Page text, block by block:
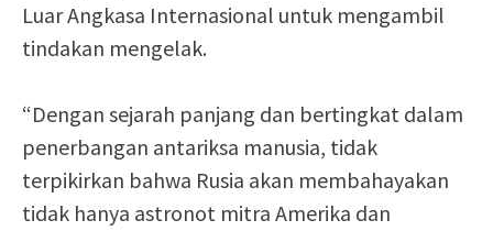
Luar Angkasa Internasional untuk mengambil
tindakan mengelak.
“Dengan sejarah panjang dan bertingkat dalam
penerbangan antariksa manusia, tidak
terpikirkan bahwa Rusia akan membahayakan
tidak hanya astronot mitra Amerika dan